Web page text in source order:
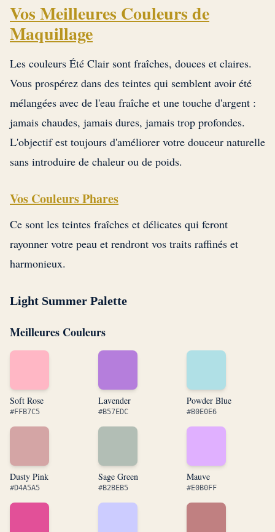
Vos Meilleures Couleurs de
Maquillage
Les couleurs Été Clair sont fraîches, douces et claires.
Vous prospérez dans des teintes qui semblent avoir été
mélangées avec de l'eau fraîche et une touche d'argent :
jamais chaudes, jamais dures, jamais trop profondes.
L'objectif est toujours d'améliorer votre douceur naturelle
sans introduire de chaleur ou de poids.
Vos Couleurs Phares
Ce sont les teintes fraîches et délicates qui feront
rayonner votre peau et rendront vos traits raffinés et
harmonieux.
Light Summer Palette
Meilleures Couleurs
Soft Rose
#FFB7C5
Lavender
#B57EDC
Powder Blue
#B0E0E6
Dusty Pink
#D4A5A5
Sage Green
#B2BEB5
Mauve
#E0B0FF